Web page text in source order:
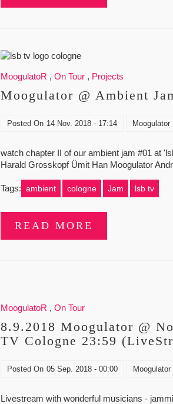
MoogulatoR , On Tour, Projects
Moogulator @ Ambient
Posted On 14 Nov. 2018 - 17:14 Moogulator
watch chapter II of our ambient jam #01 at
Harald Grosskopf Ümit Han Moogulator
Tags: ambient cologne Jam lsb tv
READ MORE
MoogulatoR , On Tour
8.9.2018 Moogulator @
TV Cologne 23:59
Posted On 05 Sep. 2018 - 00:00 Moogulator
Livestream with wonderful musicians -